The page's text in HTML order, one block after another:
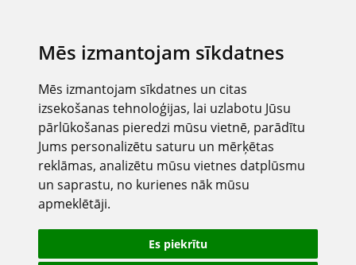
Mēs izmantojam sīkdatnes
Mēs izmantojam sīkdatnes un citas
izsekošanas tehnoloģijas, lai uzlabotu Jūsu
pārlūkošanas pieredzi mūsu vietnē, parādītu
Jums personalizētu saturu un mērķētas
reklāmas, analizētu mūsu vietnes datplūsmu
un saprastu, no kurienes nāk mūsu
apmeklētāji.
Es piekrītu